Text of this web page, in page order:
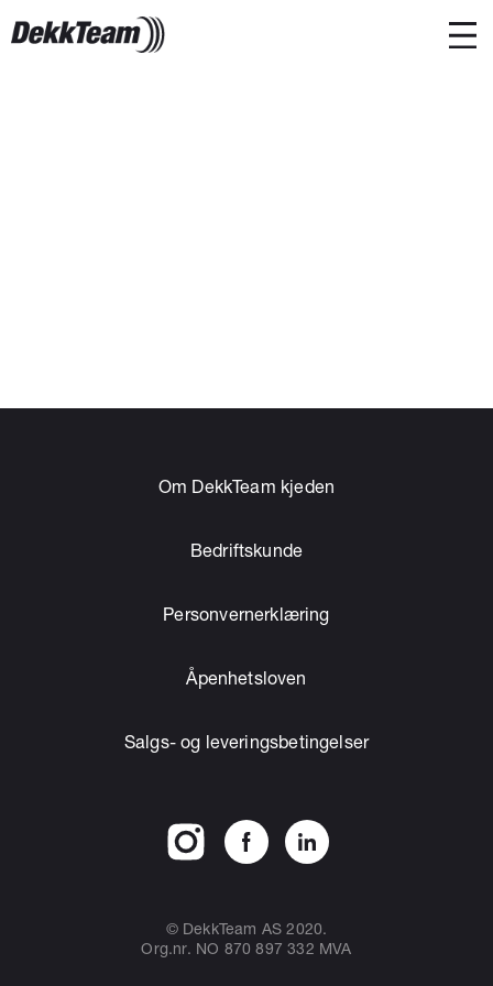
Om DekkTeam kjeden
Bedriftskunde
Personvernerklæring
Åpenhetsloven
Salgs- og leveringsbetingelser
© DekkTeam AS 2020.
Org.nr. NO 870 897 332 MVA